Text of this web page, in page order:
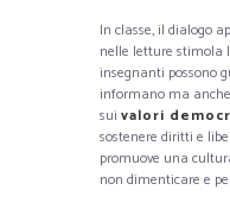
In classe, il dialogo
nelle letture stimola
insegnanti possono
informano ma
sui valori
sostenere diritti e
promuove una
non dimenticare e